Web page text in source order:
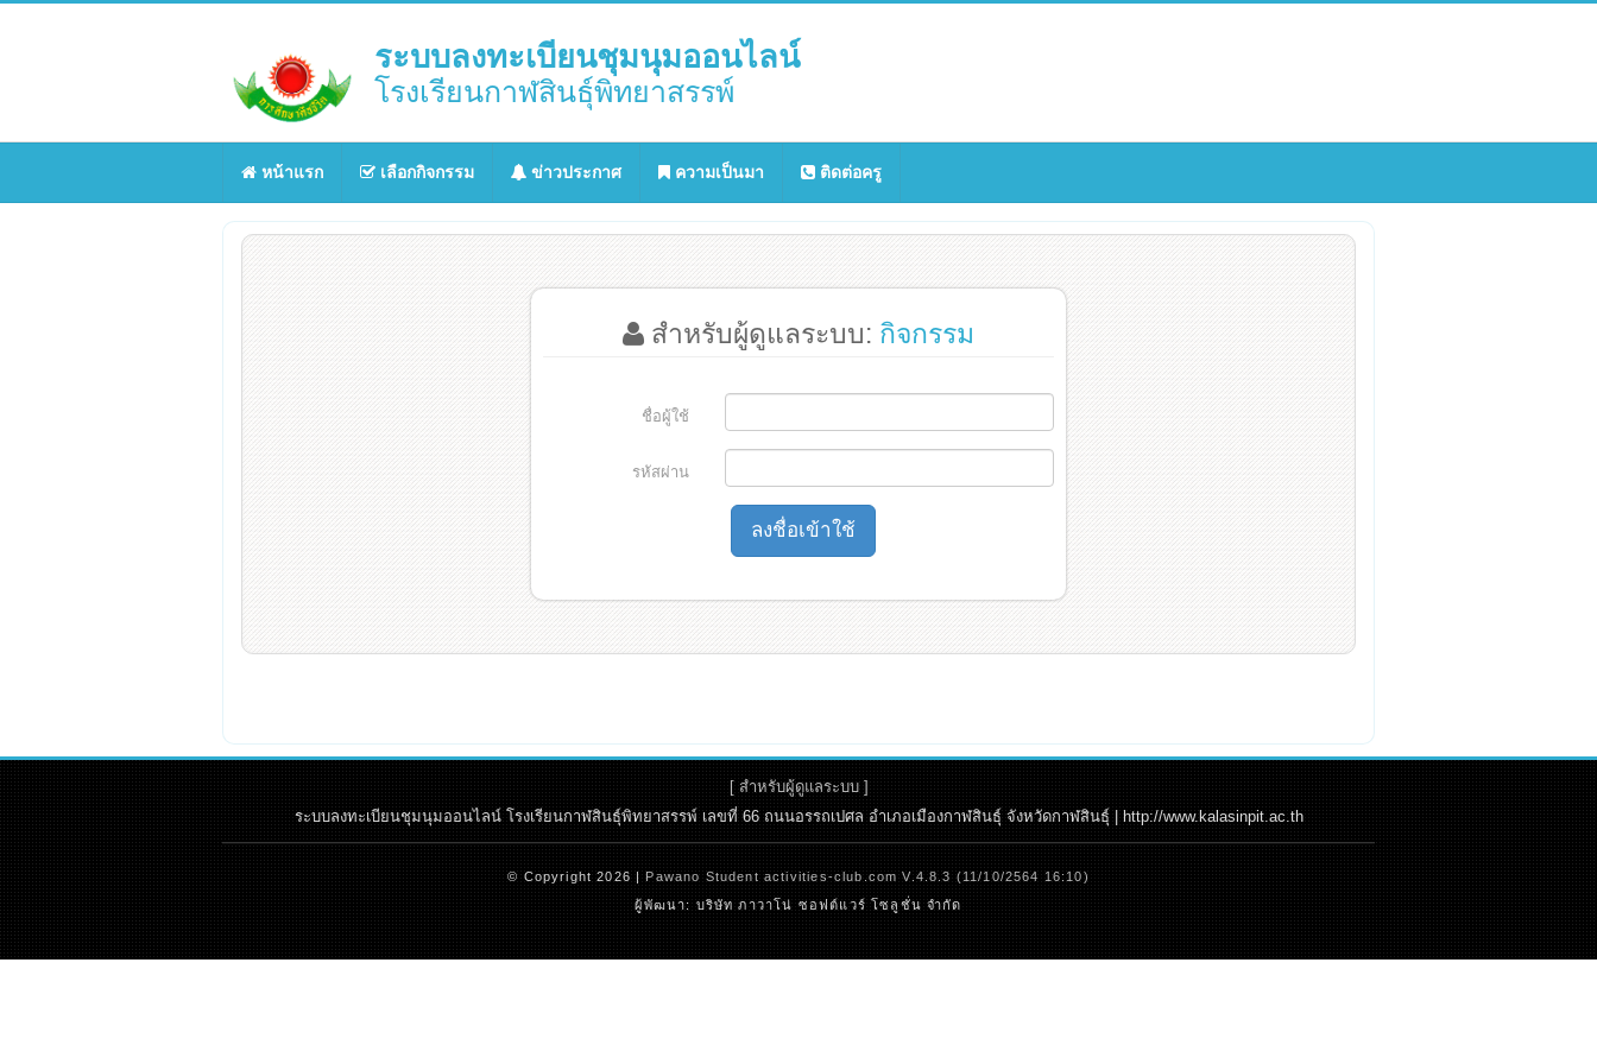
ระบบลงทะเบียนชุมนุมออนไลน์
โรงเรียนกาฬสินธุ์พิทยาสรรพ์
หน้าแรก เลือกกิจกรรม ข่าวประกาศ ความเป็นมา ติดต่อครู
สำหรับผู้ดูแลระบบ: กิจกรรม
ชื่อผู้ใช้
รหัสผ่าน
ลงชื่อเข้าใช้
[ สำหรับผู้ดูแลระบบ ]
ระบบลงทะเบียนชุมนุมออนไลน์ โรงเรียนกาฬสินธุ์พิทยาสรรพ์ เลขที่ 66 ถนนอรรถเปศล อำเภอเมืองกาฬสินธุ์ จังหวัดกาฬสินธุ์ | http://www.kalasinpit.ac.th
© Copyright 2026 | Pawano Student activities-club.com V.4.8.3 (11/10/2564 16:10)
ผู้พัฒนา: บริษัท ภาวาโน่ ซอฟต์แวร์ โซลูชั่น จำกัด